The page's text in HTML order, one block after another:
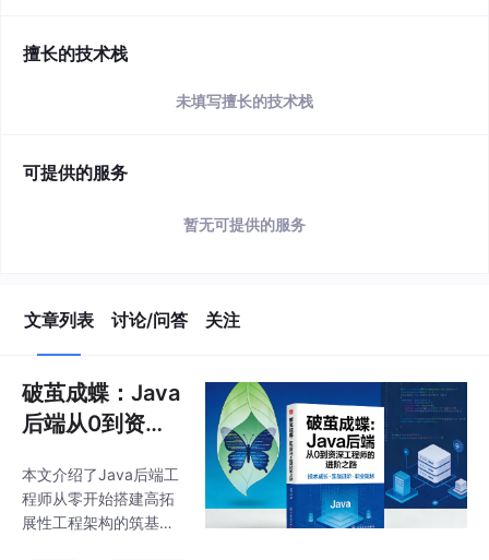
擅长的技术栈
未填写擅长的技术栈
可提供的服务
暂无可提供的服务
文章列表 讨论/问答 关注
破茧成蝶：Java
后端从0到资深
路（一）
本文介绍了Java后端工
程师从零开始搭建高拓
展性工程架构的筑基要